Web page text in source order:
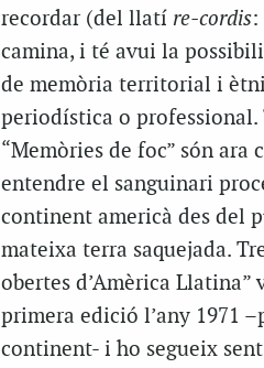
recordar (del llatí re-cordis:
camina, i té avui la
de memòria territorial i
periodística o professional.
“Memòries de foc” són
entendre el sanguinari
continent americà des del
mateixa terra saquejada.
obertes d’Amèrica
primera edició l’any 1971
continent- i ho segueix